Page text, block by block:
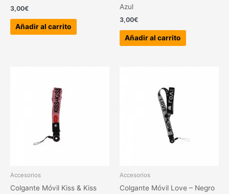
3,00€
Añadir al carrito
Azul
3,00€
Añadir al carrito
Accesorios
Colgante Móvil Kiss & Kiss
Accesorios
Colgante Móvil Love – Negro